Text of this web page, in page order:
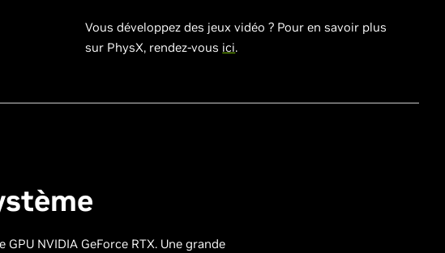
Vous développez des jeux vidéo ? Pour en savoir plus
sur PhysX, rendez-vous ici.
NVIDIA GeForce RTX. Une grande